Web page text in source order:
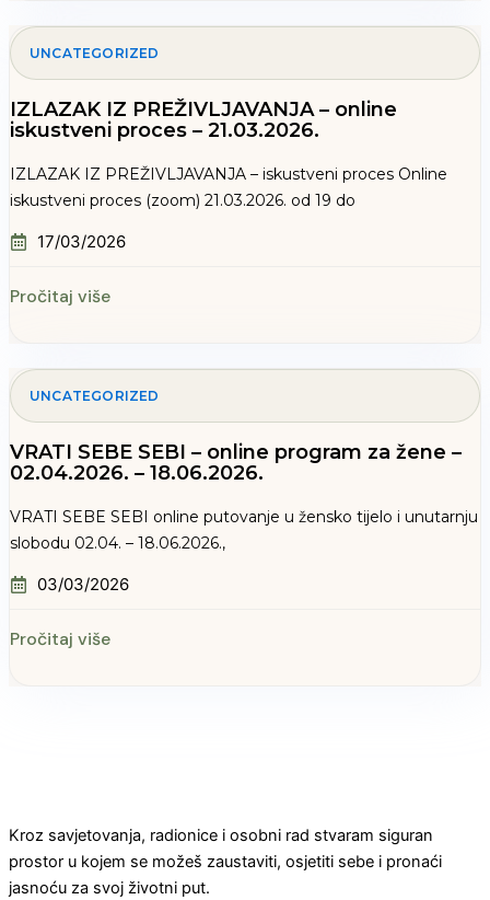
UNCATEGORIZED
IZLAZAK IZ PREŽIVLJAVANJA – online
iskustveni proces – 21.03.2026.
IZLAZAK IZ PREŽIVLJAVANJA – iskustveni proces Online
iskustveni proces (zoom) 21.03.2026. od 19 do
17/03/2026
Pročitaj više
UNCATEGORIZED
VRATI SEBE SEBI – online program za žene –
02.04.2026. – 18.06.2026.
VRATI SEBE SEBI online putovanje u žensko tijelo i unutarnju
slobodu 02.04. – 18.06.2026.,
03/03/2026
Pročitaj više
Kroz savjetovanja, radionice i osobni rad stvaram siguran
prostor u kojem se možeš zaustaviti, osjetiti sebe i pronaći
jasnoću za svoj životni put.